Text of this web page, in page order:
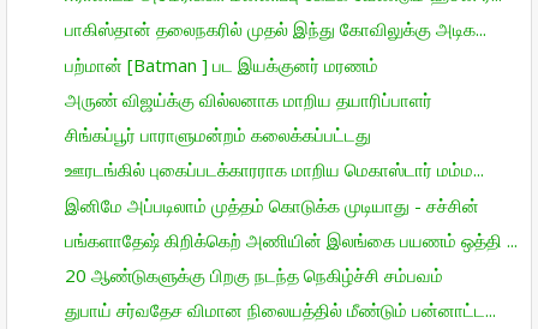
பாகிஸ்தான் தலைநகரில் முதல் இந்து கோவிலுக்கு அடிக...
பற்மான் [Batman ] பட இயக்குனர் மரணம்
அருண் விஜய்க்கு வில்லனாக மாறிய தயாரிப்பாளர்
சிங்கப்பூர் பாராளுமன்றம் கலைக்கப்பட்டது
ஊரடங்கில் புகைப்படக்காரராக மாறிய மெகாஸ்டார் மம்ம...
இனிமே அப்படிலாம் முத்தம் கொடுக்க முடியாது - சச்சின்
பங்களாதேஷ் கிறிக்கெற் அணியின் இலங்கை பயணம் ஒத்தி ...
20 ஆண்டுகளுக்கு பிறகு நடந்த நெகிழ்ச்சி சம்பவம்
துபாய் சர்வதேச விமான நிலையத்தில் மீண்டும் பன்னாட்ட...